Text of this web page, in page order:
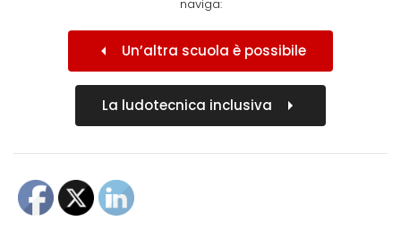
naviga:
Un’altra scuola è possibile
La ludotecnica inclusiva